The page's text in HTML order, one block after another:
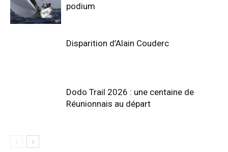
podium
Disparition d’Alain Couderc
Dodo Trail 2026 : une centaine de
Réunionnais au départ